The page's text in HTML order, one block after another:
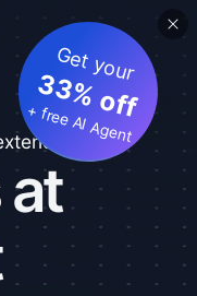
Get your
33% off
+ free AI Agent